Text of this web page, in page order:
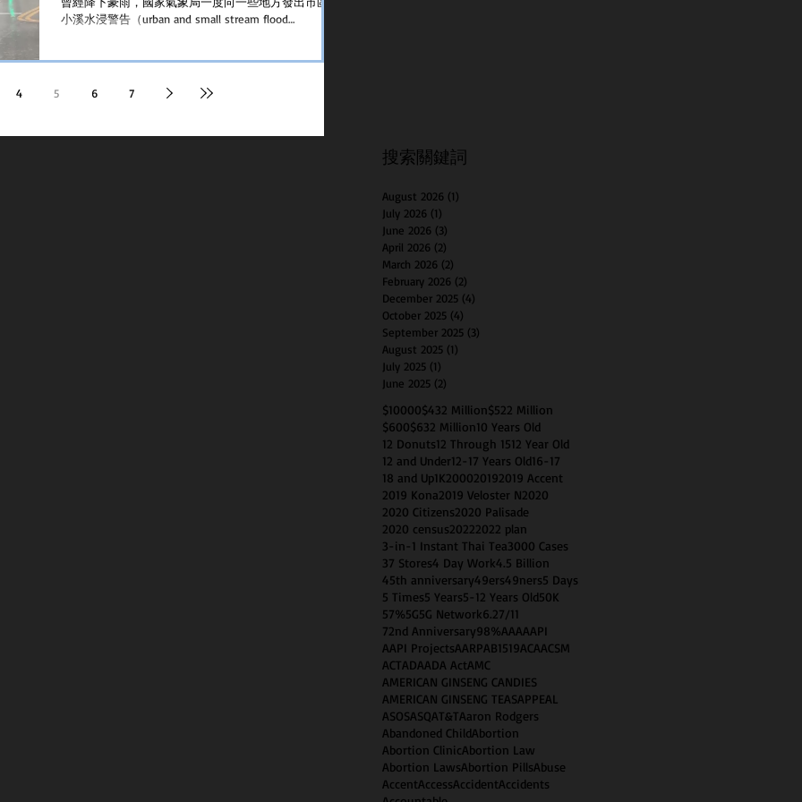
小溪水浸警告（urban and small stream flood
4 5 6 7
搜索關鍵詞
August 2026 (1)
July 2026 (1)
June 2026 (3)
April 2026 (2)
March 2026 (2)
February 2026 (2)
December 2025 (4)
October 2025 (4)
September 2025 (3)
August 2025 (1)
July 2025 (1)
June 2025 (2)
$10000$432 Million$522 Million
$600$632 Million10 Years Old
12 Donuts12 Through 1512 Year Old
12 and Under12-17 Years Old16-17
18 and Up1K200020192019 Accent
2019 Kona2019 Veloster N2020
2020 Citizens2020 Palisade
2020 census20222022 plan
3-in-1 Instant Thai Tea3000 Cases
37 Stores4 Day Work4.5 Billion
45th anniversary49ers49ners5 Days
5 Times5 Years5-12 Years Old50K
57%5G5G Network6.27/11
72nd Anniversary98%AAAAAPI
AAPI ProjectsAARPAB1519ACAACSM
ACTADAADA ActAMC
AMERICAN GINSENG CANDIES
AMERICAN GINSENG TEASAPPEAL
ASOSASQAT&TAaron Rodgers
Abandoned ChildAbortion
Abortion ClinicAbortion Law
Abortion LawsAbortion PillsAbuse
AccentAccessAccidentAccidents